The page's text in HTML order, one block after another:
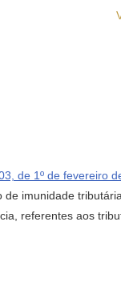
de 1º de fevereiro
imunidade
referentes aos